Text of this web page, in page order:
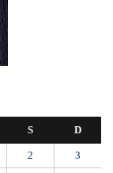
S D
2 3